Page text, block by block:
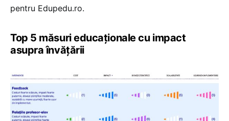
pentru Edupedu.ro.
Top 5 măsuri educaționale cu impact
asupra învățării